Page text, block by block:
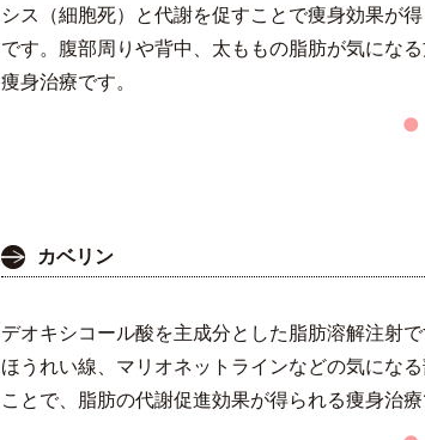
シス（細胞死）と代謝を促すことで痩身効果が
です。腹部周りや背中、太ももの脂肪が気にな
痩身治療です。
カベリン
デオキシコール酸を主成分とした脂肪溶解注射で
ほうれい線、マリオネットラインなどの気にな
ことで、脂肪の代謝促進効果が得られる痩身治療